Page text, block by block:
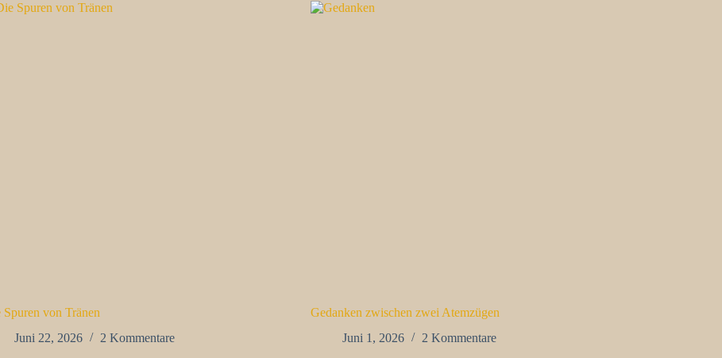
Spuren von Tränen
Juni 22, 2026
2 Kommentare
Gedanken zwischen zwei Atemzügen
Juni 1, 2026
2 Kommentare